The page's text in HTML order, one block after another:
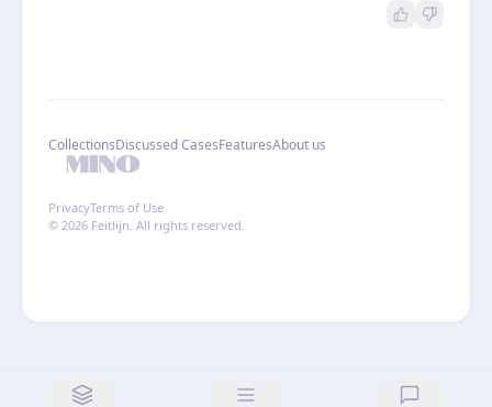
CollectionsDiscussed CasesFeaturesAbout us
PrivacyTerms of Use
© 2026 Feitlijn. All rights reserved.